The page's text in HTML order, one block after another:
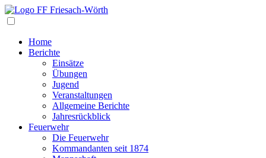
Home
Berichte
Einsätze
Übungen
Jugend
Veranstaltungen
Allgemeine Berichte
Jahresrückblick
Feuerwehr
Die Feuerwehr
Kommandanten seit 1874